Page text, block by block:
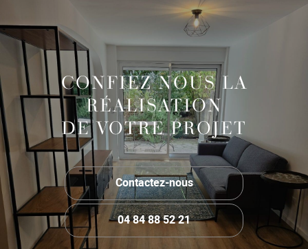
CONFIEZ NOUS LA
RÉALISATION
DE VOTRE PROJET
Contactez-nous
04 84 88 52 21